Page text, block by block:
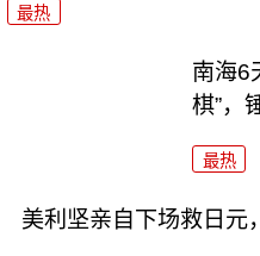
最热
南海6
棋”，
最热
美利坚亲自下场救日元